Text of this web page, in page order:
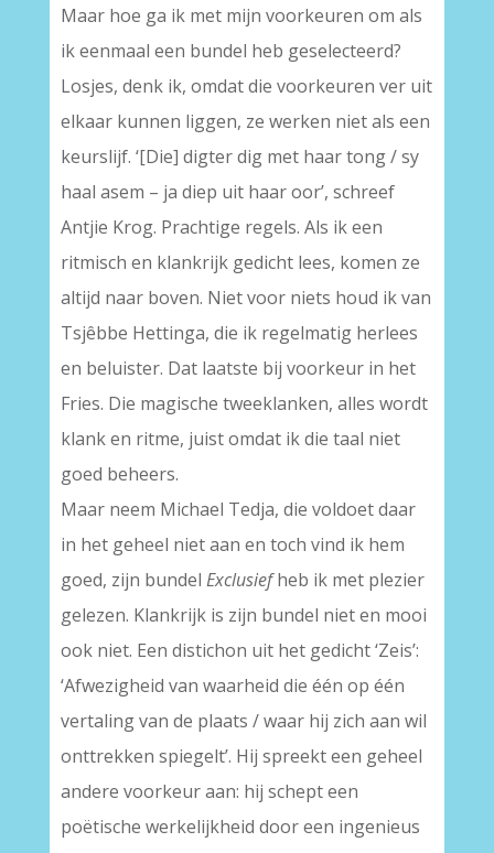
Maar hoe ga ik met mijn voorkeuren om als
ik eenmaal een bundel heb geselecteerd?
Losjes, denk ik, omdat die voorkeuren ver uit
elkaar kunnen liggen, ze werken niet als een
keurslijf. ‘[Die] digter dig met haar tong / sy
haal asem – ja diep uit haar oor’, schreef
Antjie Krog. Prachtige regels. Als ik een
ritmisch en klankrijk gedicht lees, komen ze
altijd naar boven. Niet voor niets houd ik van
Tsjêbbe Hettinga, die ik regelmatig herlees
en beluister. Dat laatste bij voorkeur in het
Fries. Die magische tweeklanken, alles wordt
klank en ritme, juist omdat ik die taal niet
goed beheers.
Maar neem Michael Tedja, die voldoet daar
in het geheel niet aan en toch vind ik hem
goed, zijn bundel Exclusiefheb ik met plezier
gelezen. Klankrijk is zijn bundel niet en mooi
ook niet. Een distichon uit het gedicht ‘Zeis’:
‘Afwezigheid van waarheid die één op één
vertaling van de plaats / waar hij zich aan wil
onttrekken spiegelt’. Hij spreekt een geheel
andere voorkeur aan: hij schept een
poëtische werkelijkheid door een ingenieus